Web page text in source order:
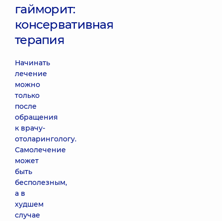
гайморит:
консервативная
терапия
Начинать
лечение
можно
только
после
обращения
к врачу-
отоларингологу.
Самолечение
может
быть
бесполезным,
а в
худшем
случае